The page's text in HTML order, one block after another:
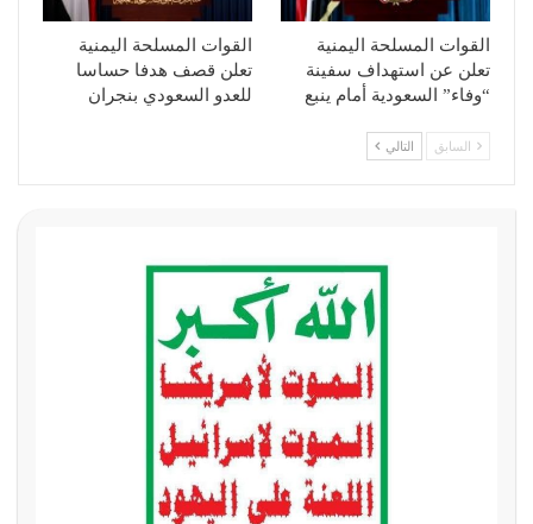
القوات المسلحة اليمنية
تعلن عن استهداف سفينة
“وفاء” السعودية أمام ينبع
القوات المسلحة اليمنية
تعلن قصف هدفا حساسا
للعدو السعودي بنجران
السابق التالي